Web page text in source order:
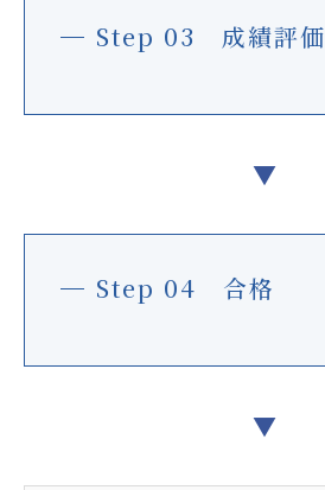
Step 03 成績評価
▼
Step 04 合格
▼